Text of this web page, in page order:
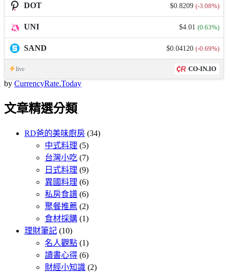
DOT $0.8209 (-3.08%)
UNI $4.01 (0.63%)
SAND $0.04120 (-0.69%)
live CO-IN.IO
by CurrencyRate.Today
文章精選分類
RD爸的美味廚房 (34)
中式料理 (5)
台灣小吃 (7)
日式料理 (9)
異國料理 (6)
私房食譜 (6)
聚餐推薦 (2)
食材採購 (1)
理財筆記 (10)
名人觀點 (1)
讀書心得 (6)
財經小知識 (2)